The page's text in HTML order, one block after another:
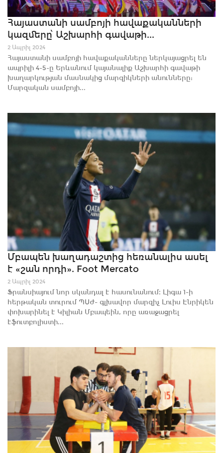
Հայաստանի սամբոյի հավաքականների
կազմերը՝ Աշխարհի գավաթի...
2 Ապրիլ 2024
Հայաստանի սամբոյի հավաքականները ներկայացրել են
ապրիլի 4-5-ը Երևանում կայանալիք Աշխարհի գավաթի
խաղարկության մասնակից մարզիկների անունները:
Մարզական սամբոյի...
Մբապեն խաղադաշտից հեռանալիս ասել
է «շան որդի». Foot Mercato
2 Ապրիլ 2024
Ֆրանսիայում նոր սկանդալ է հասունանում։ Լիգա 1-ի
հերթական տուրում ՊՍԺ- գլխավոր մարզիչ Լուիս Էնրիկեն
փոխարինել է Կիլիան Մբապեին, որը առաջացրել
էֆուտբոլիստի...